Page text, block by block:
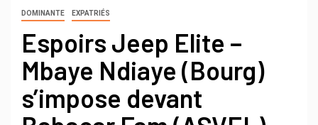
DOMINANTE EXPATRIÉS
Espoirs Jeep Elite –
Mbaye Ndiaye (Bourg)
s’impose devant